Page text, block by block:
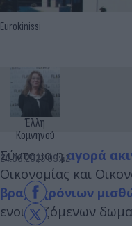
Eurokinissi
Έλλη
Κομνηνού
24.09.2023 09:42
Σύντομα ηαγορά
Οικονομίας και
βραχυχρόνιων
ενοικιαζόμενων